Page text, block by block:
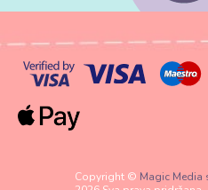
Copyright © Magic Media